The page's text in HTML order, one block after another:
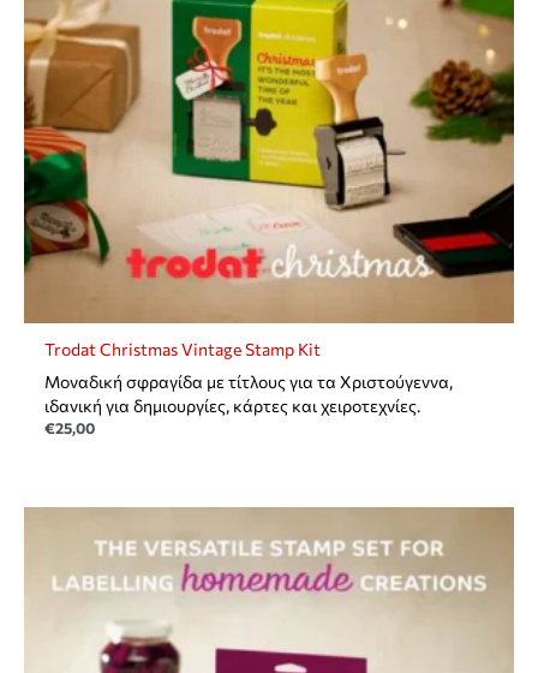
Trodat Christmas Vintage Stamp Kit
Mοναδική σφραγίδα με τίτλους για τα Χριστούγεννα,
ιδανική για δημιουργίες, κάρτες και χειροτεχνίες.
€25,00